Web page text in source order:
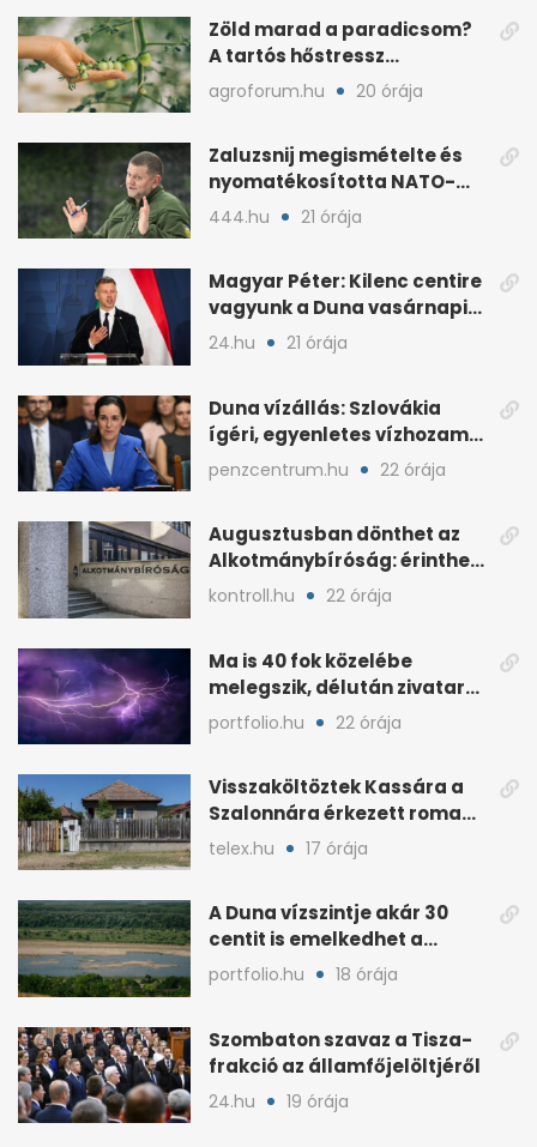
Zöld marad a paradicsom?
A tartós hőstressz
késleltetheti az érést
agroforum.hu 20 órája
Zaluzsnij megismételte és
nyomatékosította NATO-
kritikáját
444.hu 21 órája
Magyar Péter: Kilenc centire
vagyunk a Duna vasárnapi
mélypontjától
24.hu 21 órája
Duna vízállás: Szlovákia
ígéri, egyenletes vízhozam
jön Magyarországra
penzcentrum.hu 22 órája
Augusztusban dönthet az
Alkotmánybíróság: érintheti
az uniós forrásokat
kontroll.hu 22 órája
Ma is 40 fok közelébe
melegszik, délután zivatar
és viharos szél jöhet
portfolio.hu 22 órája
Visszaköltöztek Kassára a
Szalonnára érkezett roma
családok
telex.hu 17 órája
A Duna vízszintje akár 30
centit is emelkedhet a
nyugati esők után
portfolio.hu 18 órája
Szombaton szavaz a Tisza-
frakció az államfőjelöltjéről
24.hu 19 órája